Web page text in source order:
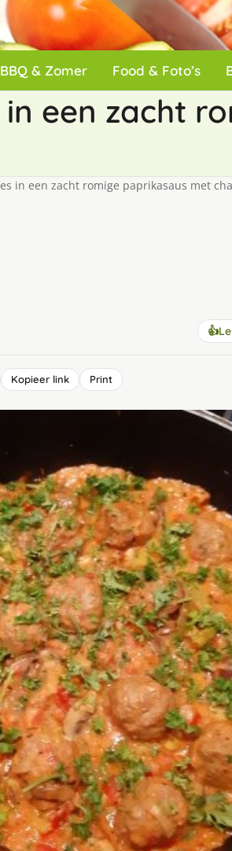
BBQ & Zomer Food & Foto’s
een zacht
in een zacht romige paprikasaus met
👍
Kopieer link Print